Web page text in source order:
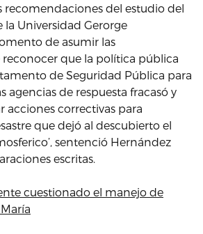
recomendaciones del estudio del
Universidad Gerorge
de asumir las
reconocer que la política pública
de Seguridad Pública para
agencias de respuesta fracasó y
acciones correctivas para
que dejó al descubierto el
sentenció Hernández
escritas.
cuestionado el manejo de